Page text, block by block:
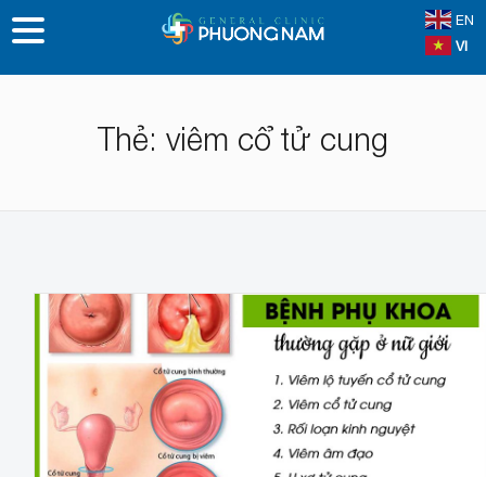
EN
VI
Thẻ: viêm cổ tử cung